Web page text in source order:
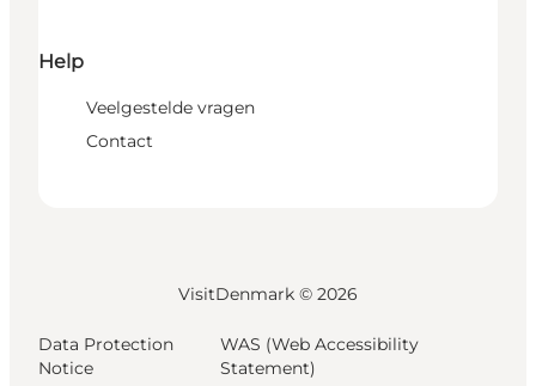
Help
Veelgestelde vragen
Contact
VisitDenmark © 2026
Data Protection
Notice
WAS (Web Accessibility
Statement)